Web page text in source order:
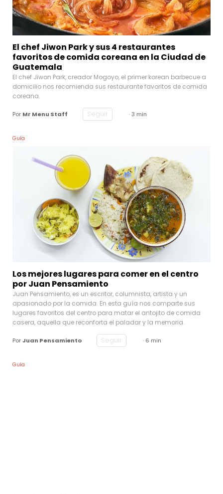
El chef Jiwon Park y sus 4 restaurantes
favoritos de comida coreana en la Ciudad de
Guatemala
El chef Jiwon Park, creador Mogoyo, el primer korean barbecue a
domicilio nos recomienda sus restaurante favoritos de comida
coreana.
Por Mr Menu Staff Seguir · 3 min
Guía
Los mejores lugares para comer en el centro
por Juan Pensamiento
Juan Pensamiento, es un escritor, columnista, artista y un
apasionado por la comida. En esta guía nos comparte sus
lugares favoritos del centro para matar el antojito de comida
casera, aquella que reconforta el paladar y la memoria.
PorJuan Pensamiento Seguir · 6 min
Guía